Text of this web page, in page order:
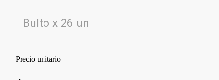
Bulto x 26 un
Precio unitario